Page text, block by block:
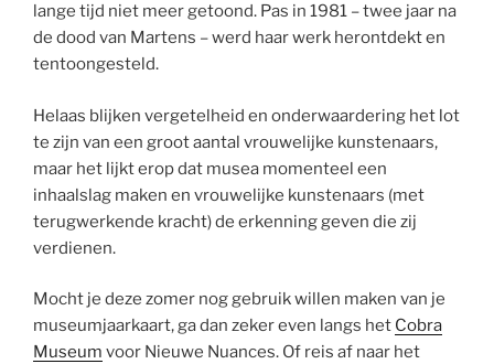
lange tijd niet meer getoond. Pas in 1981 – twee jaar na
de dood van Martens – werd haar werk herontdekt en
tentoongesteld.
Helaas blijken vergetelheid en onderwaardering het lot
te zijn van een groot aantal vrouwelijke kunstenaars,
maar het lijkt erop dat musea momenteel een
inhaalslag maken en vrouwelijke kunstenaars (met
terugwerkende kracht) de erkenning geven die zij
verdienen.
Mocht je deze zomer nog gebruik willen maken van je
museumjaarkaart, ga dan zeker even langs het Cobra
Museum voor Nieuwe Nuances. Of reis af naar het